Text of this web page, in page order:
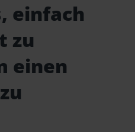
einfach
zu
einen